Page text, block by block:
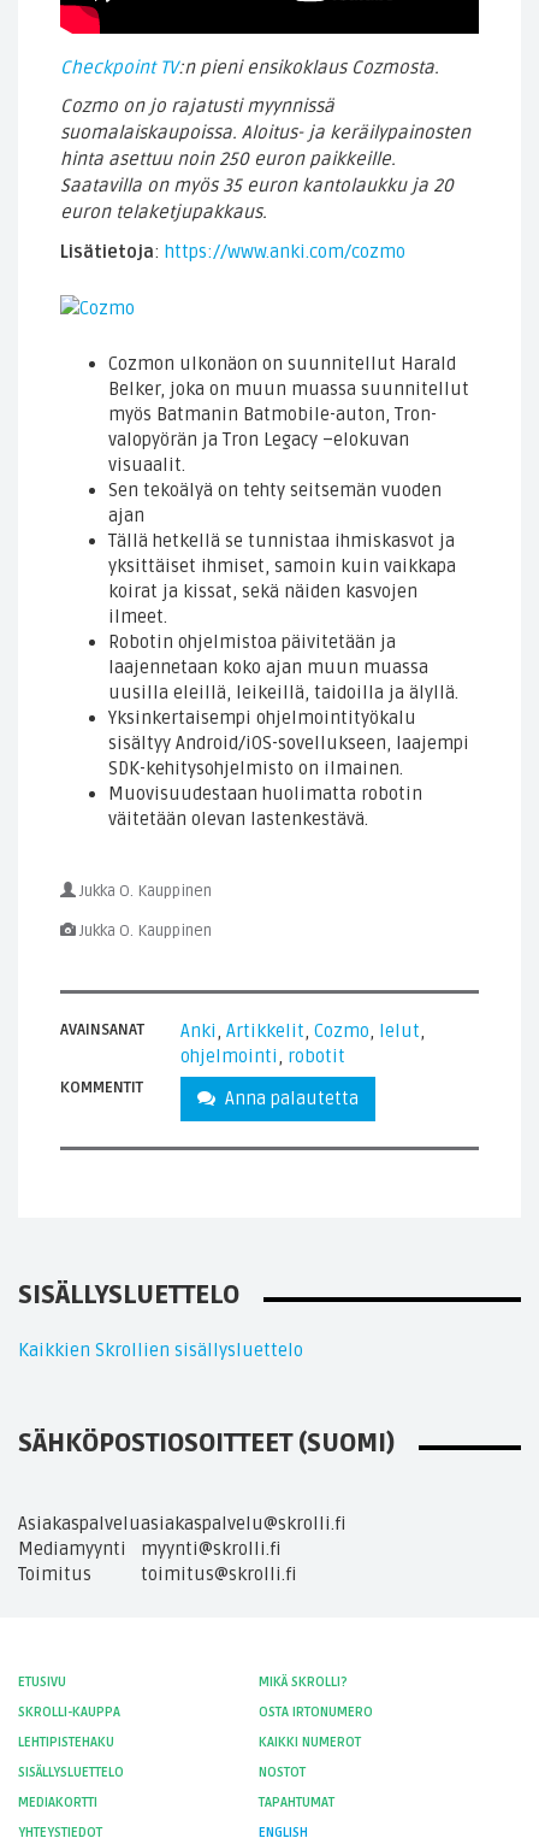
Checkpoint TV:n pieni ensikoklaus Cozmosta.
Cozmo on jo rajatusti myynnissä
suomalaiskaupoissa. Aloitus- ja keräilypainosten
hinta asettuu noin 250 euron paikkeille.
Saatavilla on myös 35 euron kantolaukku ja 20
euron telaketjupakkaus.
Lisätietoja: https://www.anki.com/cozmo
Cozmon ulkonäon on suunnitellut Harald
Belker, joka on muun muassa suunnitellut
myös Batmanin Batmobile-auton, Tron-
valopyörän ja Tron Legacy –elokuvan
visuaalit.
Sen tekoälyä on tehty seitsemän vuoden
ajan
Tällä hetkellä se tunnistaa ihmiskasvot ja
yksittäiset ihmiset, samoin kuin vaikkapa
koirat ja kissat, sekä näiden kasvojen
ilmeet.
Robotin ohjelmistoa päivitetään ja
laajennetaan koko ajan muun muassa
uusilla eleillä, leikeillä, taidoilla ja älyllä.
Yksinkertaisempi ohjelmointityökalu
sisältyy Android/iOS-sovellukseen, laajempi
SDK-kehitysohjelmisto on ilmainen.
Muovisuudestaan huolimatta robotin
väitetään olevan lastenkestävä.
Jukka O. Kauppinen
Jukka O. Kauppinen
AVAINSANAT Anki Artikkelit Cozmo lelut
ohjelmointi
robotit
KOMMENTIT Anna palautetta
SISÄLLYSLUETTELO
Kaikkien Skrollien sisällysluettelo
SÄHKÖPOSTIOSOITTEET (SUOMI)
Asiakaspalveluasiakaspalvelu@skrolli.fi
Mediamyynti
myynti@skrolli.fi
Toimitus
toimitus@skrolli.fi
ETUSIVU
MIKÄ SKROLLI?
SKROLLI-KAUPPA
OSTA IRTONUMERO
LEHTIPISTEHAKU
KAIKKI NUMEROT
SISÄLLYSLUETTELO
NOSTOT
MEDIAKORTTI
TAPAHTUMAT
YHTEYSTIEDOT
ENGLISH